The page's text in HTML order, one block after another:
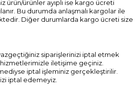
ürün/ürünler ayıplı ise kargo ücreti
Bu durumda anlaşmalı kargolar ile
Diğer durumlarda kargo ücreti size
siparişlerinizi iptal etmek
iletişime geçiniz.
iptal işleminiz gerçekleştirilir.
iptal edemeyiz.